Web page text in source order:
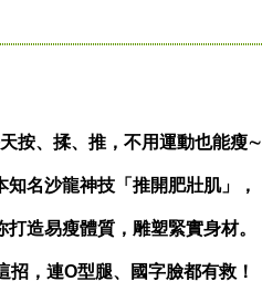
按、揉、推，不用運動也能瘦∼
知名沙龍神技「推開肥壯肌」，
打造易瘦體質，雕塑緊實身材。
招，連O型腿、國字臉都有救！